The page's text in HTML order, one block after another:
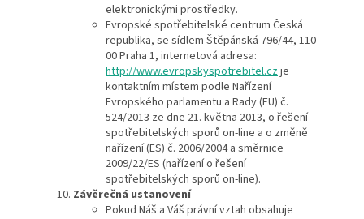
elektronickými prostředky.
Evropské spotřebitelské centrum Česká
republika, se sídlem Štěpánská 796/44, 110
00 Praha 1, internetová adresa:
http://www.evropskyspotrebitel.czje
kontaktním místem podle Nařízení
Evropského parlamentu a Rady (EU) č.
524/2013 ze dne 21. května 2013, o řešení
spotřebitelských sporů on-line a o změně
nařízení (ES) č. 2006/2004 a směrnice
2009/22/ES (nařízení o řešení
spotřebitelských sporů on-line).
Závěrečná ustanovení
Pokud Náš a Váš právní vztah obsahuje